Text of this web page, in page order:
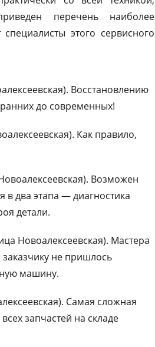
перечень наиболее
этого сервисного
Восстановлению
до современных!
Как правило,
Возможен
два этапа — диагностика
детали.
Новоалексеевская). Мастера
не пришлось
машину.
Самая сложная
запчастей на складе